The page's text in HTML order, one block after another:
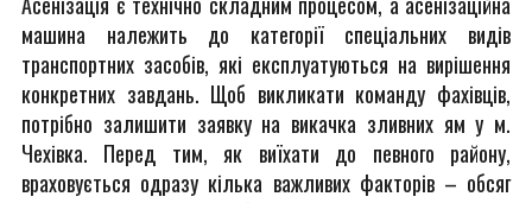
машина належить до категорії спеціальних видів
транспортних засобів, які експлуатуються на вирішення
конкретних завдань. Щоб викликати команду фахівців,
потрібно залишити заявку на викачка зливних ям у м.
Чехівка. Перед тим, як виїхати до певного району,
враховується одразу кілька важливих факторів – обсяг